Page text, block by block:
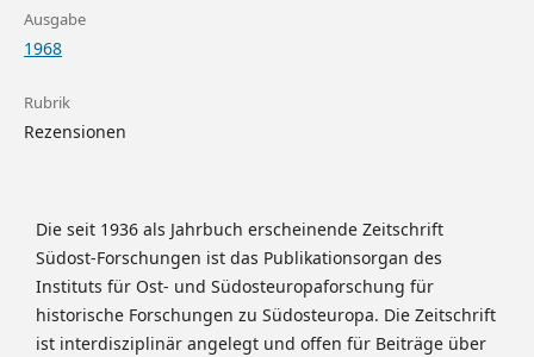
Ausgabe
1968
Rubrik
Rezensionen
Die seit 1936 als Jahrbuch erscheinende Zeitschrift
Südost-Forschungen ist das Publikationsorgan des
Instituts für Ost- und Südosteuropaforschung für
historische Forschungen zu Südosteuropa. Die Zeitschrift
ist interdisziplinär angelegt und offen für Beiträge über